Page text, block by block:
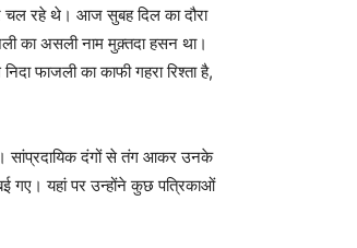
चल रहे थे। आज सुबह दिल का दौरा
का असली नाम मुक़्तदा हसन था।
फाजली का काफी गहरा रिश्‍ता है,
सांप्रदायिक दंगों से तंग आकर उनके
गए। यहां पर उन्होंने कुछ पत्रिकाओं